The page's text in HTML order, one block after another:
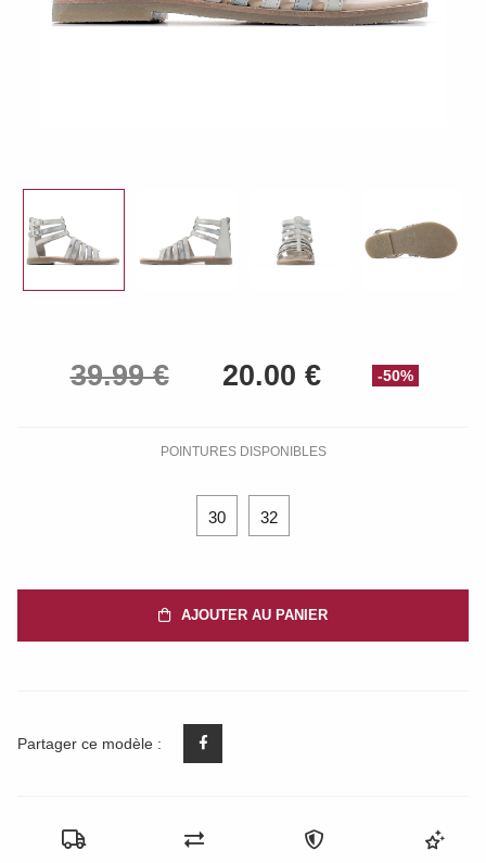
-50%
POINTURES DISPONIBLES
30 32
AJOUTER AU PANIER
Partager ce modèle :